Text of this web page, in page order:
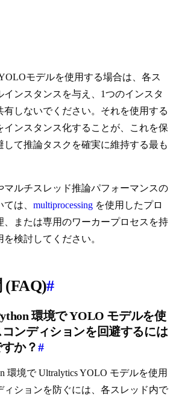
モデルを使用する場合は、各ス
インスタンスを与え、1つのインスタ
有しないでください。それを使用する
インスタンス化することが、これを保
て推論タスクを確実に維持する最も
マルチスレッド推論パフォーマンスの
は、 multiprocessing を使用したプロ
、または専用のワーカープロセスを持
検討してください。
(FAQ)#
環境で YOLO モデルを使
ンディションを回避するには
か？#
環境で Ultralytics YOLO モデルを使用
ィションを防ぐには、各スレッド内で